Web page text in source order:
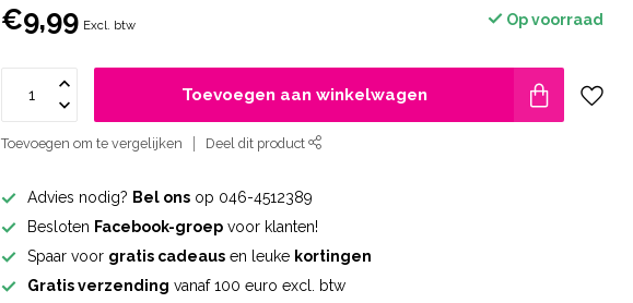
€9,99 Excl. btw Op voorraad
Toevoegen aan winkelwagen
Toevoegen om te vergelijken Deel dit product
Advies nodig? Bel ons op 046-4512389
Besloten Facebook-groep voor klanten!
Spaar voor gratis cadeaus en leuke kortingen
Gratis verzending vanaf 100 euro excl. btw